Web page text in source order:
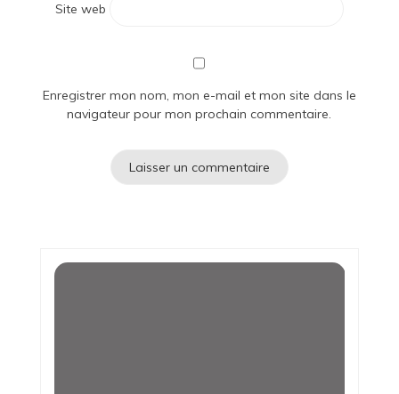
Site web
Enregistrer mon nom, mon e-mail et mon site dans le
navigateur pour mon prochain commentaire.